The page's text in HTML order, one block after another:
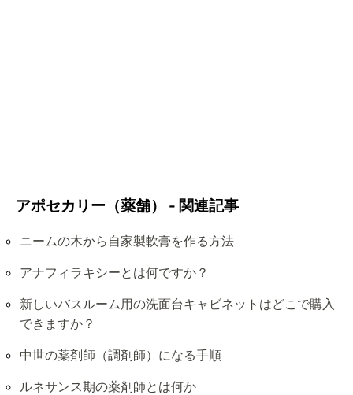
アポセカリー（薬舗） - 関連記事
ニームの木から自家製軟膏を作る方法
アナフィラキシーとは何ですか？
新しいバスルーム用の洗面台キャビネットはどこで購入
できますか？
中世の薬剤師（調剤師）になる手順
ルネサンス期の薬剤師とは何か